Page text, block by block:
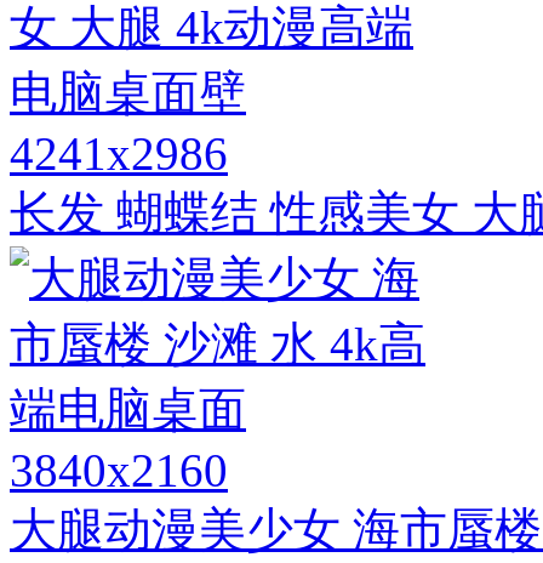
4241x2986
长发 蝴蝶结 性感美女 大
3840x2160
大腿动漫美少女 海市蜃